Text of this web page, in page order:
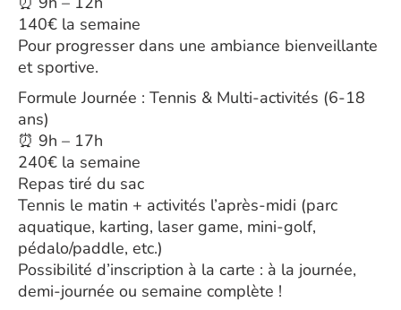
140€ la semaine
Pour progresser dans une ambiance bienveillante
et sportive.
Formule Journée : Tennis & Multi-activités (6-18
ans)
⏰ 9h – 17h
240€ la semaine
Repas tiré du sac
Tennis le matin + activités l’après-midi (parc
aquatique, karting, laser game, mini-golf,
pédalo/paddle, etc.)
Possibilité d’inscription à la carte : à la journée,
demi-journée ou semaine complète !